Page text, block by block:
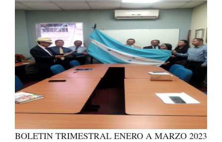
BOLETIN TRIMESTRAL ENERO A MARZO 2023